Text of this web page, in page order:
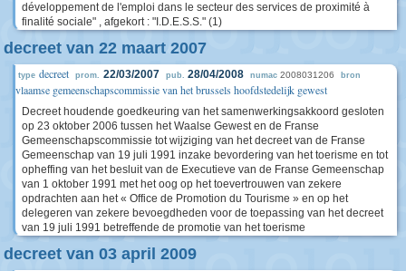
développement de l'emploi dans le secteur des services de proximité à
finalité sociale" , afgekort : "I.D.E.S.S." (1)
decreet van 22 maart 2007
type decreet prom. 22/03/2007 pub. 28/04/2008 numac 2008031206 bron
vlaamse gemeenschapscommissie van het brussels hoofdstedelijk gewest
Decreet houdende goedkeuring van het samenwerkingsakkoord gesloten
op 23 oktober 2006 tussen het Waalse Gewest en de Franse
Gemeenschapscommissie tot wijziging van het decreet van de Franse
Gemeenschap van 19 juli 1991 inzake bevordering van het toerisme en tot
opheffing van het besluit van de Executieve van de Franse Gemeenschap
van 1 oktober 1991 met het oog op het toevertrouwen van zekere
opdrachten aan het « Office de Promotion du Tourisme » en op het
delegeren van zekere bevoegdheden voor de toepassing van het decreet
van 19 juli 1991 betreffende de promotie van het toerisme
decreet van 03 april 2009